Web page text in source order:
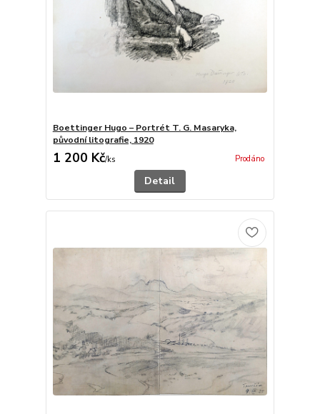
Boettinger Hugo – Portrét T. G. Masaryka,
původní litografie, 1920
1 200 Kč/ks Prodáno
Detail